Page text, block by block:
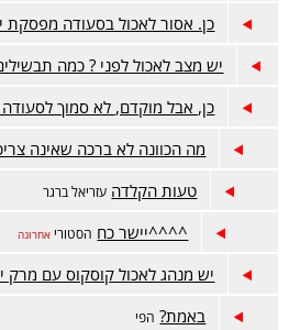
כן. אסור לאכול בסעודה מפסקת
יש מצב לאכול לפני ? כמה
כן, אבל מוקדם, לא סמוך
מה הכוונה לא ברכה שאינה
טעות הקלדה עזריאל ברגר
^^^^יישר כח הסטורי אחרונה
יש מנהג לאכול קוסקוס עם מרק
באמת? הפי